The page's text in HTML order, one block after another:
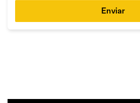
Enviar